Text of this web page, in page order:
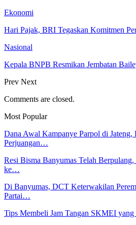
Ekonomi
Hari Pajak, BRI Tegaskan Komitmen
Nasional
Kepala BNPB Resmikan Jembatan
Prev Next
Comments are closed.
Most Popular
Dana Awal Kampanye Parpol di Jateng,
Perjuangan…
Resi Bisma Banyumas Telah
ke…
Di Banyumas, DCT Keterwakilan
Partai…
Tips Membeli Jam Tangan SKMEI